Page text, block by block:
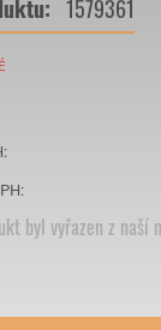
1579361
byl vyřazen z